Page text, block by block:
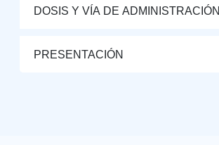
DOSIS Y VÍA DE ADMINISTRACIÓN
PRESENTACIÓN